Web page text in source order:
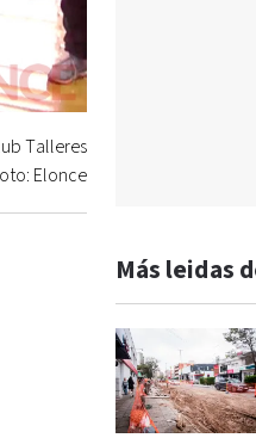
Talleres
Elonce
Más leidas